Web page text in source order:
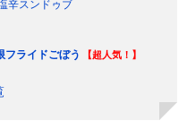
辛スンドゥブ
フライドごぼう
【超人気！】